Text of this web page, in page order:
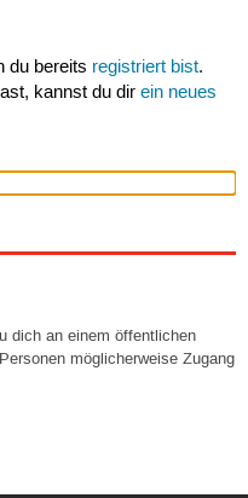
du bereits registriert bist.
kannst du dir ein neues
dich an einem öffentlichen
möglicherweise Zugang